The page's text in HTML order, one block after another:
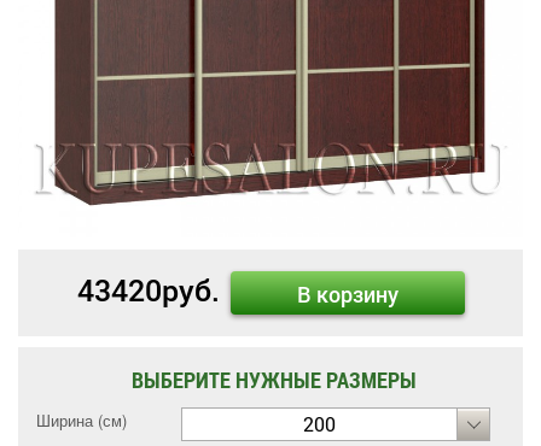
43420руб. В корзину
ВЫБЕРИТЕ НУЖНЫЕ РАЗМЕРЫ
Ширина (см) 200